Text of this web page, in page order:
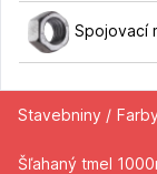
Spojovací
Stavebniny /
Šľahaný tmel